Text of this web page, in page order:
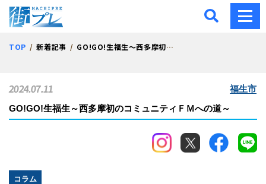
街プレ -東京・西多摩の
TOP 新着記事 GO!GO!生福生～西多摩初のコミュニティＦＭへの道～
GO!GO!生福生～西多摩初のコミュニティＦＭへの道～
コラム
2024.07.11 福生市